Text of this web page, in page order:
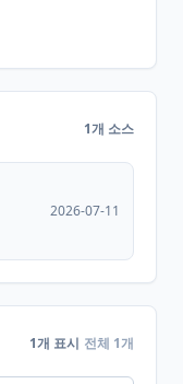
1개 소스
2026-07-11
1개 표시 전체 1개